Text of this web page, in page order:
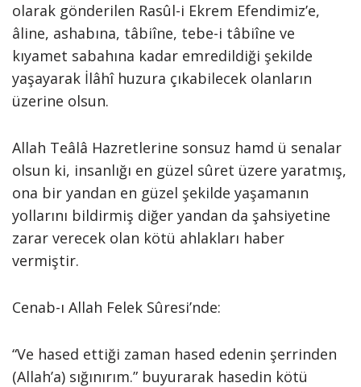
olarak gönderilen Rasûl-i Ekrem Efendimiz’e,
âline, ashabına, tâbiîne, tebe-i tâbiîne ve
kıyamet sabahına kadar emredildiği şekilde
yaşayarak İlâhî huzura çıkabilecek olanların
üzerine olsun.
Allah Teâlâ Hazretlerine sonsuz hamd ü senalar
olsun ki, insanlığı en güzel sûret üzere yaratmış,
ona bir yandan en güzel şekilde yaşamanın
yollarını bildirmiş diğer yandan da şahsiyetine
zarar verecek olan kötü ahlakları haber
vermiştir.
Cenab-ı Allah Felek Sûresi’nde:
“Ve hased ettiği zaman hased edenin şerrinden
(Allah’a) sığınırım.” buyurarak hasedin kötü